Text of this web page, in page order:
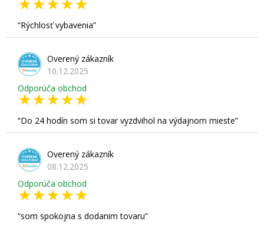
Rýchlosť vybavenia
Overený zákazník
10.12.2025
Odporúča obchod
Do 24 hodín som si tovar vyzdvihol na výdajnom mieste
Overený zákazník
08.12.2025
Odporúča obchod
som spokojna s dodanim tovaru